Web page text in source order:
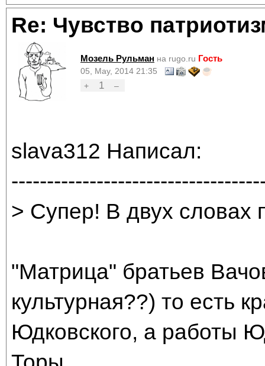
Re: Чувство
Мозель Рульман на rugo.ru Гость
05, May, 2014 21:35
+
1 –
slava312 Написал:
> Супер! В двух словах
"Матрица" братьев
культурная??) то есть
Юдковского, а работы